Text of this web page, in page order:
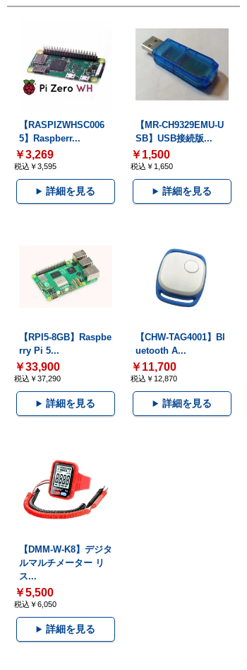
【RASPIZWHSC006
5】Raspberr...
￥3,269
税込￥3,595
詳細を見る
【MR-CH9329EMU-U
SB】USB接続版...
￥1,500
税込￥1,650
詳細を見る
【RPI5-8GB】Raspbe
rry Pi 5...
￥33,900
税込￥37,290
詳細を見る
【CHW-TAG4001】Bl
uetooth A...
￥11,700
税込￥12,870
詳細を見る
【DMM-W-K8】デジタ
ルマルチメーター リ
ス...
￥5,500
税込￥6,050
詳細を見る